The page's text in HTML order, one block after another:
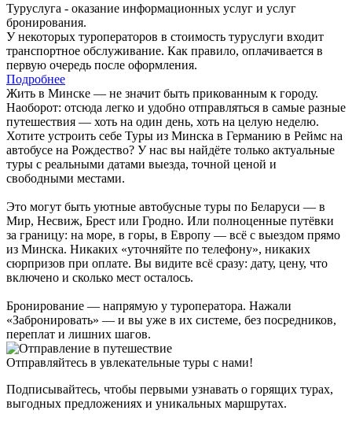
Туруслуга - оказание информационных услуг и услуг
бронирования.
У некоторых туроператоров в стоимость туруслуги входит
транспортное обслуживание. Как правило, оплачивается в
первую очередь после оформления.
Подробнее
Жить в Минске — не значит быть прикованным к городу.
Наоборот: отсюда легко и удобно отправляться в самые разные
путешествия — хоть на один день, хоть на целую неделю.
Хотите устроить себе Туры из Минска в Германию в Реймс на
автобусе на Рождество? У нас вы найдёте только актуальные
туры с реальными датами выезда, точной ценой и
свободными местами.
Это могут быть уютные автобусные туры по Беларуси — в
Мир, Несвиж, Брест или Гродно. Или полноценные путёвки
за границу: на море, в горы, в Европу — всё с выездом прямо
из Минска. Никаких «уточняйте по телефону», никаких
сюрпризов при оплате. Вы видите всё сразу: дату, цену, что
включено и сколько мест осталось.
Бронирование — напрямую у туроператора. Нажали
«Забронировать» — и вы уже в их системе, без посредников,
переплат и лишних шагов.
Отправляйтесь в увлекательные туры с нами!
Подписывайтесь, чтобы первыми узнавать о горящих турах,
выгодных предложениях и уникальных маршрутах.